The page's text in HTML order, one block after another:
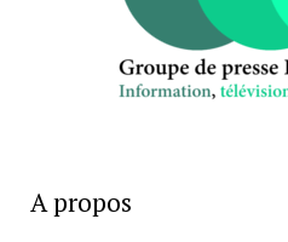
A propos